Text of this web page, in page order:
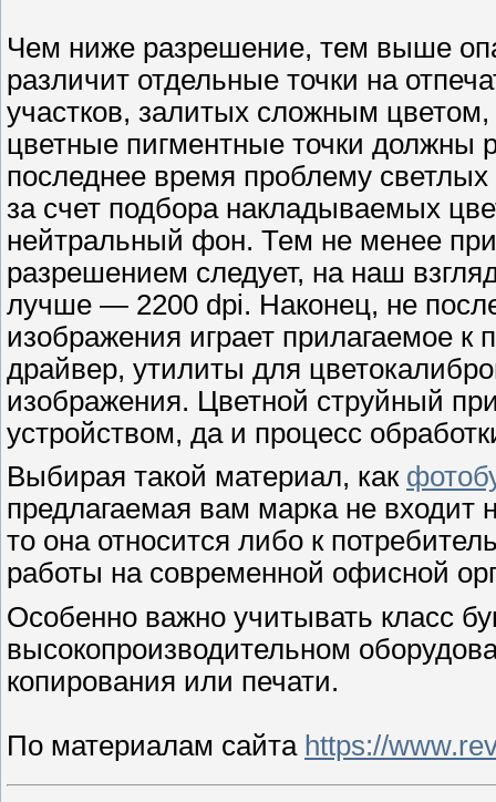
Чем ниже разрешение, тем выше
различит отдельные точки на
участков, залитых сложным
цветные пигментные точки должны
последнее время проблему
за счет подбора накладываемых
нейтральный фон. Тем не менее
разрешением следует, на наш
лучше — 2200 dpi. Наконец, не
изображения играет прилагаемое
драйвер, утилиты для
изображения. Цветной струйный
устройством, да и процесс
Выбирая такой материал, как
предлагаемая вам марка не входит
то она относится либо к
работы на современной офисной
Особенно важно учитывать класс
высокопроизводительном
копирования или печати.
По материалам сайта https://